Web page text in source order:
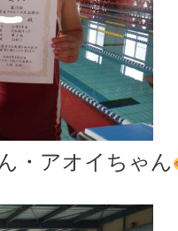
・アオイちゃん